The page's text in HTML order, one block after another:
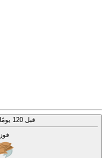
قبل 120 يومًا
فوز